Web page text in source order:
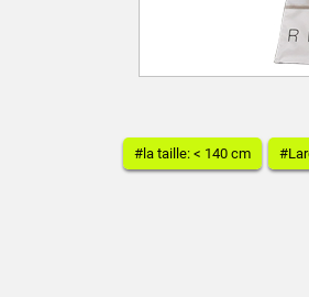
#la taille: < 140 cm